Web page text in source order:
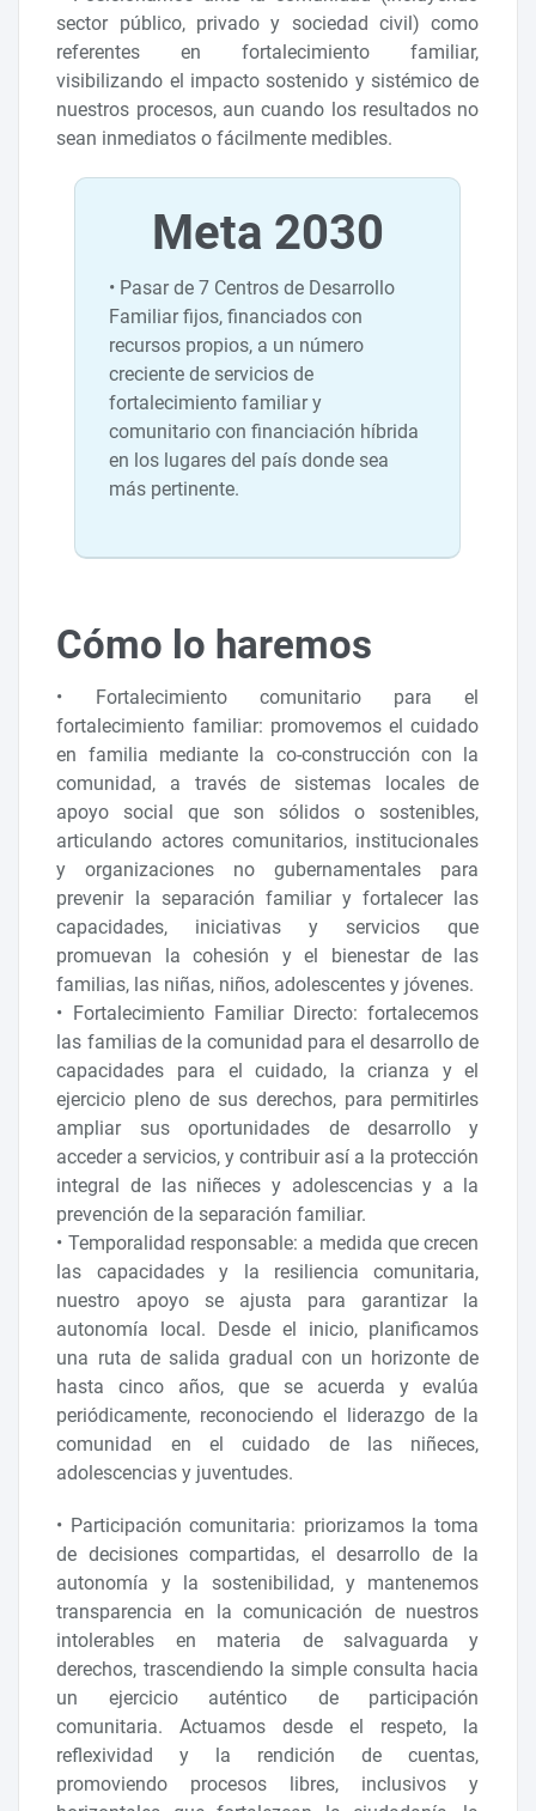
sector público, privado y sociedad civil) como
referentes en fortalecimiento familiar,
visibilizando el impacto sostenido y sistémico de
nuestros procesos, aun cuando los resultados no
sean inmediatos o fácilmente medibles.
Meta 2030
• Pasar de 7 Centros de Desarrollo
Familiar fijos, financiados con
recursos propios, a un número
creciente de servicios de
fortalecimiento familiar y
comunitario con financiación híbrida
en los lugares del país donde sea
más pertinente.
Cómo lo haremos
• Fortalecimiento comunitario para el
fortalecimiento familiar: promovemos el cuidado
en familia mediante la co-construcción con la
comunidad, a través de sistemas locales de
apoyo social que son sólidos o sostenibles,
articulando actores comunitarios, institucionales
y organizaciones no gubernamentales para
prevenir la separación familiar y fortalecer las
capacidades, iniciativas y servicios que
promuevan la cohesión y el bienestar de las
familias, las niñas, niños, adolescentes y jóvenes.
• Fortalecimiento Familiar Directo: fortalecemos
las familias de la comunidad para el desarrollo de
capacidades para el cuidado, la crianza y el
ejercicio pleno de sus derechos, para permitirles
ampliar sus oportunidades de desarrollo y
acceder a servicios, y contribuir así a la protección
integral de las niñeces y adolescencias y a la
prevención de la separación familiar.
• Temporalidad responsable: a medida que crecen
las capacidades y la resiliencia comunitaria,
nuestro apoyo se ajusta para garantizar la
autonomía local. Desde el inicio, planificamos
una ruta de salida gradual con un horizonte de
hasta cinco años, que se acuerda y evalúa
periódicamente, reconociendo el liderazgo de la
comunidad en el cuidado de las niñeces,
adolescencias y juventudes.
• Participación comunitaria: priorizamos la toma
de decisiones compartidas, el desarrollo de la
autonomía y la sostenibilidad, y mantenemos
transparencia en la comunicación de nuestros
intolerables en materia de salvaguarda y
derechos, trascendiendo la simple consulta hacia
un ejercicio auténtico de participación
comunitaria. Actuamos desde el respeto, la
reflexividad y la rendición de cuentas,
promoviendo procesos libres, inclusivos y